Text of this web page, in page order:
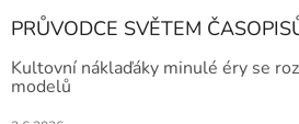
PRŮVODCE SVĚTEM
Kultovní náklaďáky minulé éry se
modelů